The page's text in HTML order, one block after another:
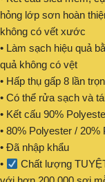
hỏng lớp sơn hoàn
không có vết xước
• Làm sạch hiệu quả
quả không có vệt
• Hấp thụ gấp 8 lần
• Có thể rửa sạch và
• Kết cấu 90%
• 80% Polyester / 20%
• Đã nhập khẩu
•
Chất lượng